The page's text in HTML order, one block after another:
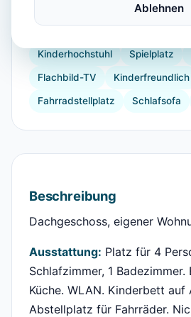
Wellnessbehandlungen
Kinderhochstuhl Spielplatz
Flachbild-TV Kinderfreundlich
Fahrradstellplatz Schlafsofa
Beschreibung
Dachgeschoss, eigener
Ausstattung: Platz für 4
Schlafzimmer, 1
Küche. WLAN. Kinderbett auf
Abstellplatz für Fahrräder.
Ablehnen